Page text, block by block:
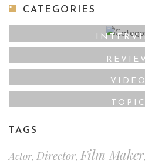
CATEGORIES
TAGS
Actor, Director,Film Maker,